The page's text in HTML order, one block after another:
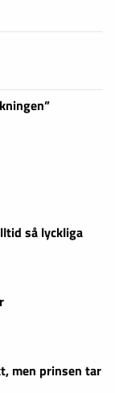
så lyckliga
men prinsen tar